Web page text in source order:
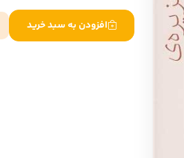
داستان کوتاه
افزودن به سبد خرید